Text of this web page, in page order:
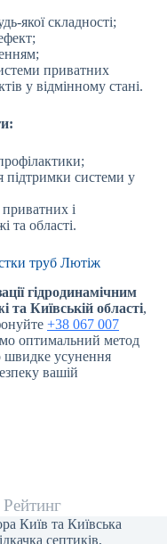
якої складності;
приватних
у відмінному стані.
підтримки системи у
приватних і
та області.
труб Лютіж
гідродинамічним
Київській області,
+38 067 007
оптимальний метод
швидке усунення
вашій
Рейтинг
Київ та Київська
септиків,